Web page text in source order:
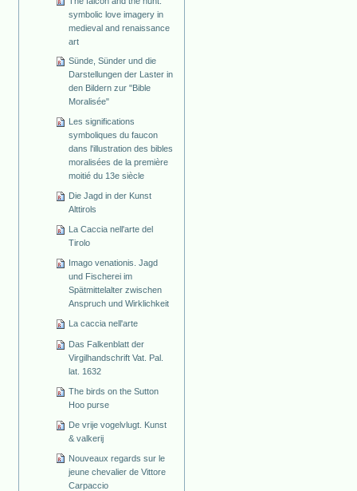
symbolic love imagery in
medieval and renaissance
art
Sünde, Sünder und die
Darstellungen der Laster in
den Bildern zur "Bible
Moralisée"
Les significations
symboliques du faucon
dans l'illustration des bibles
moralisées de la première
moitié du 13e siècle
Die Jagd in der Kunst
Alttirols
La Caccia nell'arte del
Tirolo
Imago venationis. Jagd
und Fischerei im
Spätmittelalter zwischen
Anspruch und Wirklichkeit
La caccia nell'arte
Das Falkenblatt der
Virgilhandschrift Vat. Pal.
lat. 1632
The birds on the Sutton
Hoo purse
De vrije vogelvlugt. Kunst
& valkerij
Nouveaux regards sur le
jeune chevalier de Vittore
Carpaccio